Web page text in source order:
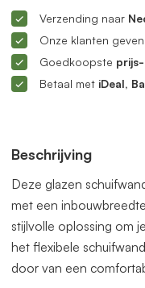
Beschrijving
Deze glazen
met een
stijlvolle oplossing om
het flexibele
door van een
Verzending naar
Onze klanten
Goedkoopste
Betaal met iDeal,